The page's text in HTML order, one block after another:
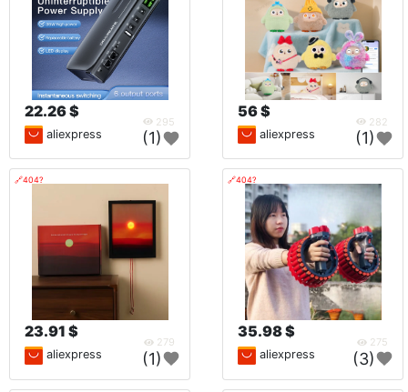
22.26 $
295
aliexpress (1)
56 $
282
aliexpress (1)
🔗404?
23.91 $
279
aliexpress (1)
🔗404?
35.98 $
275
aliexpress (3)